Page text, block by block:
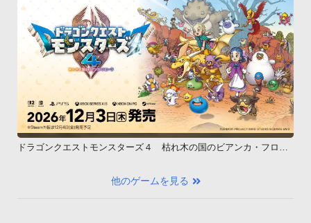
ドラゴンクエストモンスターズ４ 枯れ木の国のビアンカ・フロー
他のゲームを見る